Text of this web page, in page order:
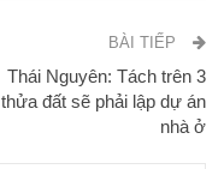
BÀI TIẾP
Thái Nguyên: Tách trên 3
thửa đất sẽ phải lập dự án
nhà ở